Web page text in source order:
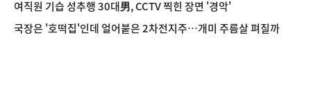
여직원 기습 성추행 30대男, CCTV 찍힌 장면 '경악'
국장은 '호떡집'인데 얼어붙은 2차전지주…개미 주름살 펴질까